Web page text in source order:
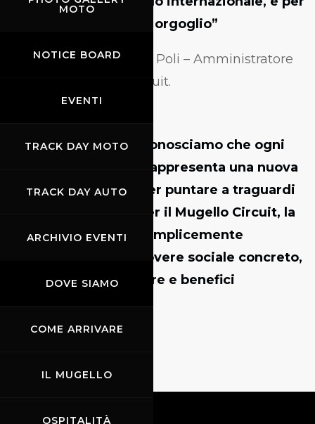
MOTO
NOTICE BOARD
EVENTI
TRACK DAY MOTO
TRACK DAY AUTO
ARCHIVIO EVENTI
DOVE SIAMO
COME ARRIVARE
IL MUGELLO
OSPITALITÀ
noi motivo di grande orgoglio”
ha commentato Paolo Poli – Amministratore
Delegato Mugello Circuit.
Al tempo stesso, riconosciamo che ogni
obiettivo raggiunto rappresenta una nuova
base da cui partire per puntare a traguardi
Per il Mugello Circuit, la
sostenibilità non è semplicemente
un’opzione, ma un dovere sociale concreto,
volto a generare valore e benefici